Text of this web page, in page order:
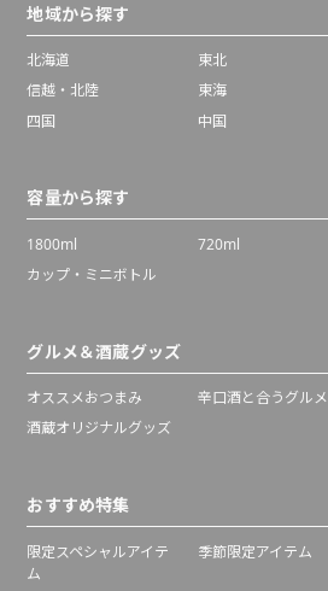
地域から探す
北海道 東北
信越・北陸
東海
四国
中国
容量から探す
1800ml 720ml
カップ・ミニボトル
グルメ＆酒蔵グッズ
オススメおつまみ 辛口酒と合うグルメ
酒蔵オリジナルグッズ
おすすめ特集
限定スペシャルアイテ
ム
季節限定アイテム